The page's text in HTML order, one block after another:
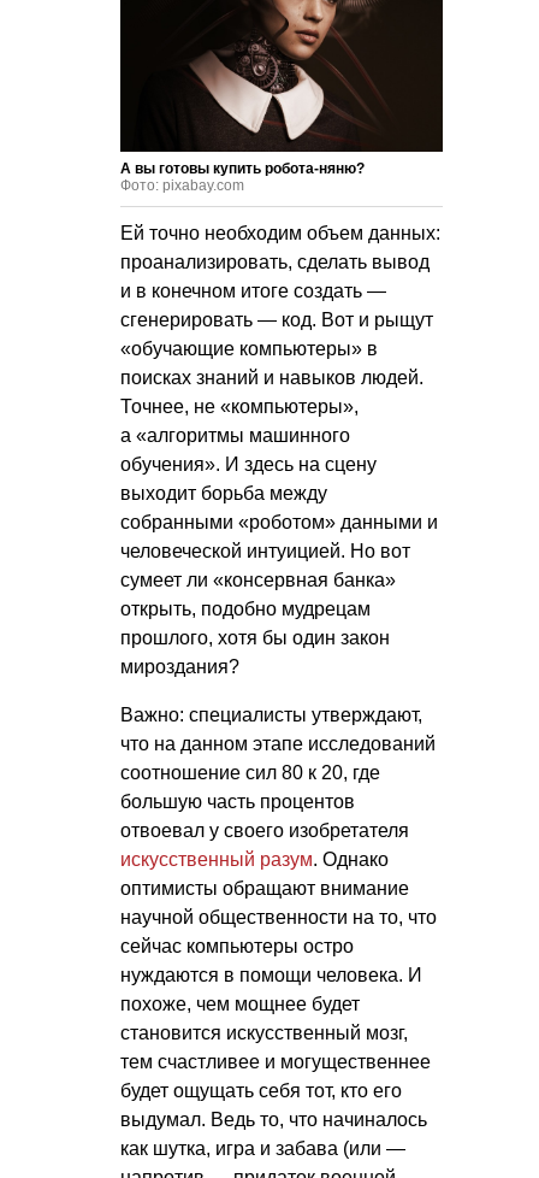
А вы готовы купить робота-няню?
Фото: pixabay.com
Ей точно необходим объем данных:
проанализировать, сделать вывод
и в конечном итоге создать —
сгенерировать — код. Вот и рыщут
«обучающие компьютеры» в
поисках знаний и навыков людей.
Точнее, не «компьютеры»,
а «алгоритмы машинного
обучения». И здесь на сцену
выходит борьба между
собранными «роботом» данными и
человеческой интуицией. Но вот
сумеет ли «консервная банка»
открыть, подобно мудрецам
прошлого, хотя бы один закон
мироздания?
Важно: специалисты утверждают,
что на данном этапе исследований
соотношение сил 80 к 20, где
большую часть процентов
отвоевал у своего изобретателя
искусственный разум. Однако
оптимисты обращают внимание
научной общественности на то, что
сейчас компьютеры остро
нуждаются в помощи человека. И
похоже, чем мощнее будет
становится искусственный мозг,
тем счастливее и могущественнее
будет ощущать себя тот, кто его
выдумал. Ведь то, что начиналось
как шутка, игра и забава (или —